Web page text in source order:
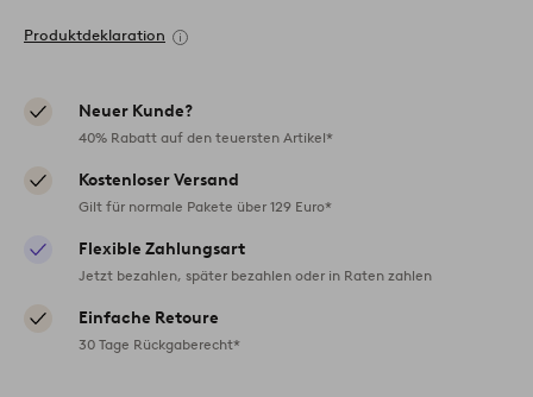
Produktdeklaration
Neuer Kunde?
40% Rabatt auf den teuersten Artikel*
Kostenloser Versand
Gilt für normale Pakete über 129 Euro*
Flexible Zahlungsart
Jetzt bezahlen, später bezahlen oder in Raten zahlen
Einfache Retoure
30 Tage Rückgaberecht*